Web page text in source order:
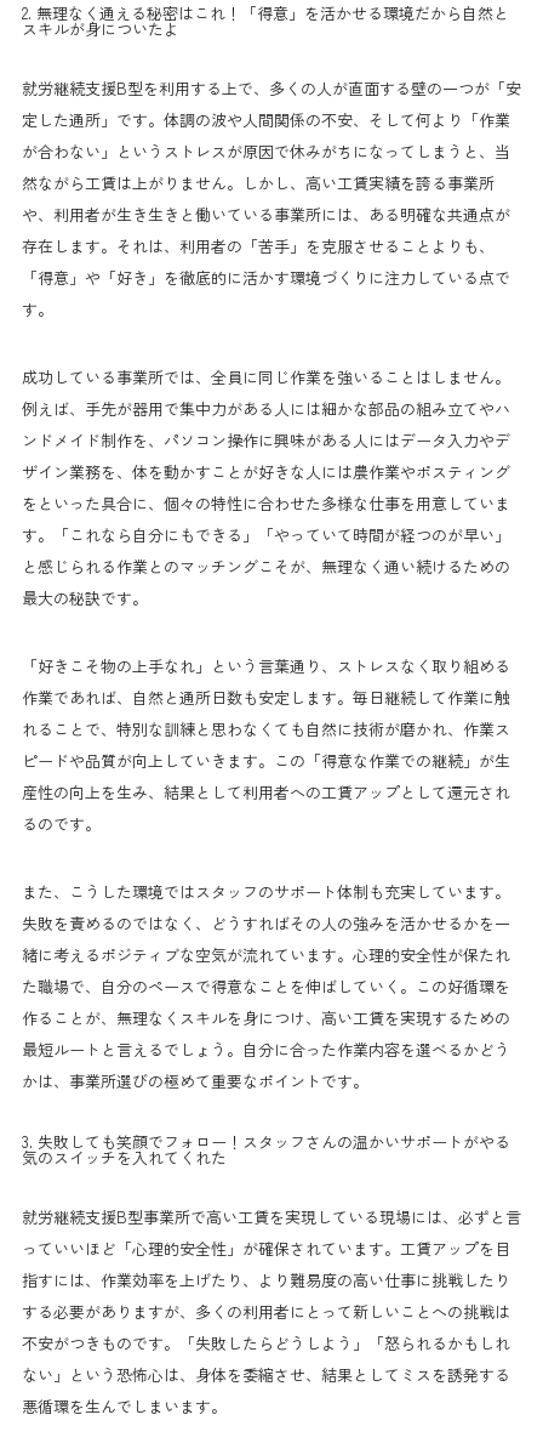
2. 無理なく通える秘密はこれ！「得意」を活かせる環境だから自然と
スキルが身についたよ
就労継続支援B型を利用する上で、多くの人が直面する壁の一つが「安
定した通所」です。体調の波や人間関係の不安、そして何より「作業
が合わない」というストレスが原因で休みがちになってしまうと、当
然ながら工賃は上がりません。しかし、高い工賃実績を誇る事業所
や、利用者が生き生きと働いている事業所には、ある明確な共通点が
存在します。それは、利用者の「苦手」を克服させることよりも、
「得意」や「好き」を徹底的に活かす環境づくりに注力している点で
す。
成功している事業所では、全員に同じ作業を強いることはしません。
例えば、手先が器用で集中力がある人には細かな部品の組み立てやハ
ンドメイド制作を、パソコン操作に興味がある人にはデータ入力やデ
ザイン業務を、体を動かすことが好きな人には農作業やポスティング
をといった具合に、個々の特性に合わせた多様な仕事を用意していま
す。「これなら自分にもできる」「やっていて時間が経つのが早い」
と感じられる作業とのマッチングこそが、無理なく通い続けるための
最大の秘訣です。
「好きこそ物の上手なれ」という言葉通り、ストレスなく取り組める
作業であれば、自然と通所日数も安定します。毎日継続して作業に触
れることで、特別な訓練と思わなくても自然に技術が磨かれ、作業ス
ピードや品質が向上していきます。この「得意な作業での継続」が生
産性の向上を生み、結果として利用者への工賃アップとして還元され
るのです。
また、こうした環境ではスタッフのサポート体制も充実しています。
失敗を責めるのではなく、どうすればその人の強みを活かせるかを一
緒に考えるポジティブな空気が流れています。心理的安全性が保たれ
た職場で、自分のペースで得意なことを伸ばしていく。この好循環を
作ることが、無理なくスキルを身につけ、高い工賃を実現するための
最短ルートと言えるでしょう。自分に合った作業内容を選べるかどう
かは、事業所選びの極めて重要なポイントです。
3. 失敗しても笑顔でフォロー！スタッフさんの温かいサポートがやる
気のスイッチを入れてくれた
就労継続支援B型事業所で高い工賃を実現している現場には、必ずと言
っていいほど「心理的安全性」が確保されています。工賃アップを目
指すには、作業効率を上げたり、より難易度の高い仕事に挑戦したり
する必要がありますが、多くの利用者にとって新しいことへの挑戦は
不安がつきものです。「失敗したらどうしよう」「怒られるかもしれ
ない」という恐怖心は、身体を委縮させ、結果としてミスを誘発する
悪循環を生んでしまいます。